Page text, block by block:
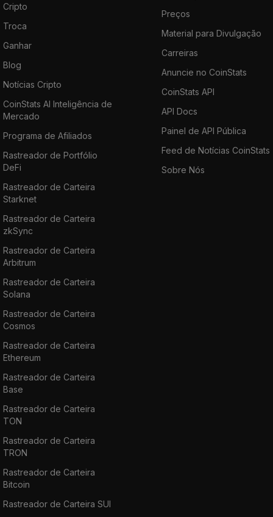
Cripto
Troca
Ganhar
Blog
Notícias Cripto
CoinStats AI Inteligência de
Mercado
Programa de Afiliados
Rastreador de Portfólio
DeFi
Rastreador de Carteira
Starknet
Rastreador de Carteira
zkSync
Rastreador de Carteira
Arbitrum
Rastreador de Carteira
Solana
Rastreador de Carteira
Cosmos
Rastreador de Carteira
Ethereum
Rastreador de Carteira
Base
Rastreador de Carteira
TON
Rastreador de Carteira
TRON
Rastreador de Carteira
Bitcoin
Rastreador de Carteira SUI
Preços
Material para Divulgação
Carreiras
Anuncie no CoinStats
CoinStats API
API Docs
Painel de API Pública
Feed de Notícias CoinStats
Sobre Nós